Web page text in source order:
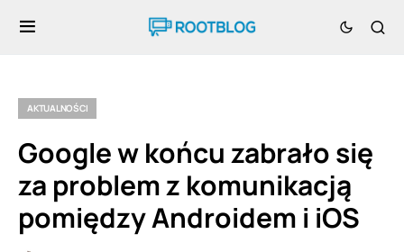
AKTUALNOŚCI
Google w końcu zabrało się
za problem z komunikacją
pomiędzy Androidem i iOS